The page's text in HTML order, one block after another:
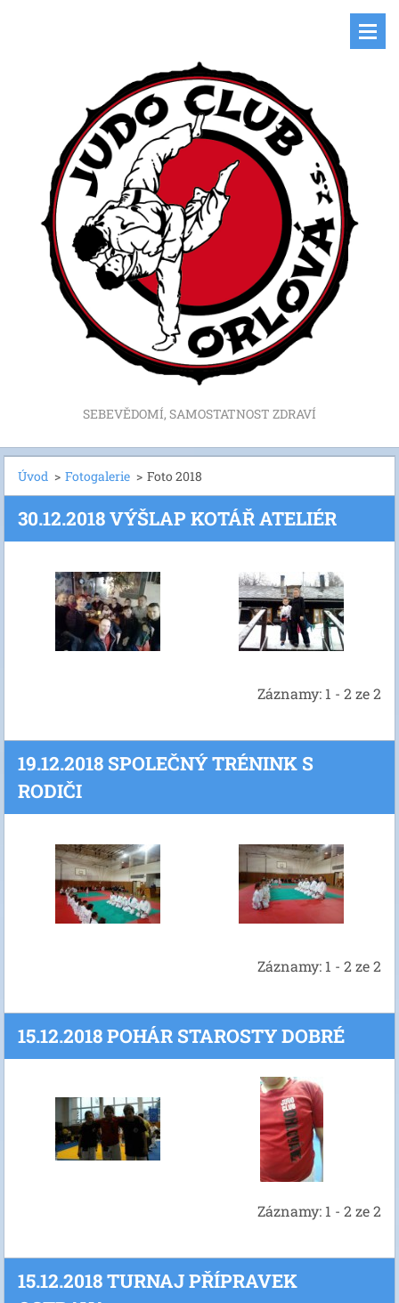
SEBEVĚDOMÍ, SAMOSTATNOST ZDRAVÍ
Úvod > Fotogalerie > Foto 2018
30.12.2018 VÝŠLAP KOTÁŘ ATELIÉR
Záznamy: 1 - 2 ze 2
19.12.2018 SPOLEČNÝ TRÉNINK S
RODIČI
Záznamy: 1 - 2 ze 2
15.12.2018 POHÁR STAROSTY DOBRÉ
Záznamy: 1 - 2 ze 2
15.12.2018 TURNAJ PŘÍPRAVEK